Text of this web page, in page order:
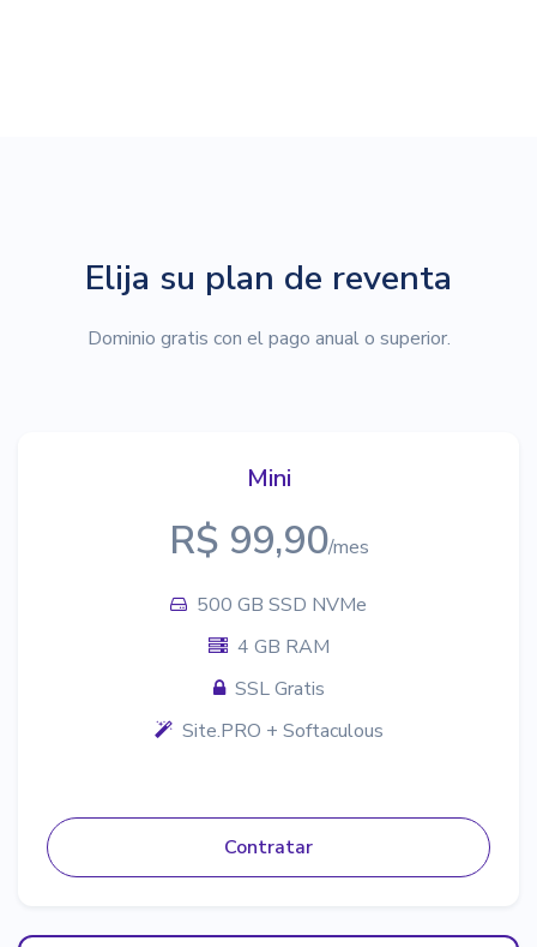
Elija su plan de reventa
Dominio gratis con el pago anual o superior.
Mini
R$ 99,90/mes
500 GB SSD NVMe
4 GB RAM
SSL Gratis
Site.PRO + Softaculous
Contratar